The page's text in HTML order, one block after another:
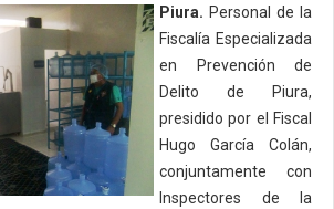
Piura. Personal de la
Fiscalía Especializada
en Prevención de
Delito de Piura,
presidido por el Fiscal
Hugo García Colán,
conjuntamente con
Inspectores de la